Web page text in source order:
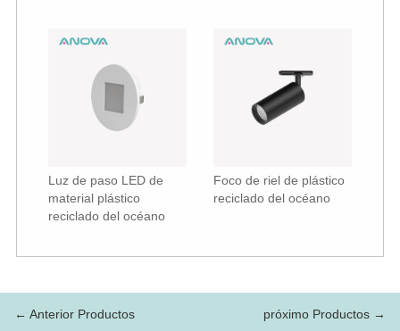
Luz de paso LED de
material plástico
reciclado del océano
Foco de riel de plástico
reciclado del océano
← Anterior Productos próximo Productos →